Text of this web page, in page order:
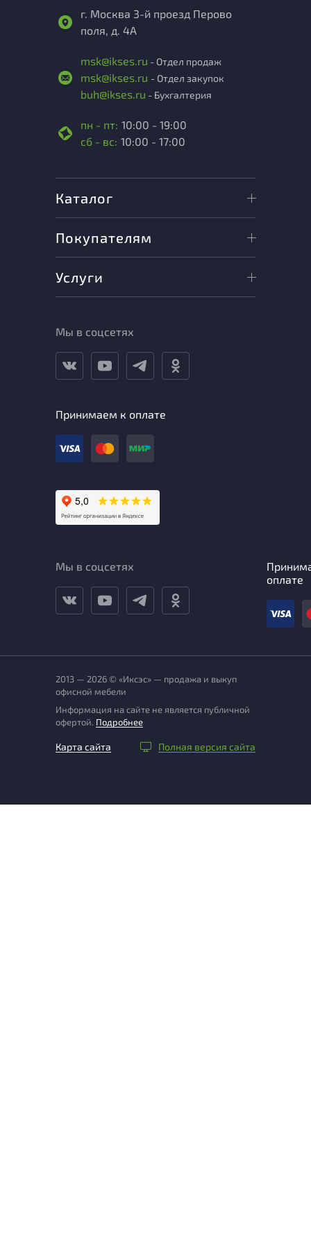
г. Москва 3-й проезд Перово
поля, д. 4А
msk@ikses.ru - Отдел продаж
msk@ikses.ru - Отдел закупок
buh@ikses.ru - Бухгалтерия
пн - пт: 10:00 - 19:00
сб - вс: 10:00 - 17:00
Каталог
Покупателям
Услуги
Мы в соцсетях
Принимаем к оплате
Мы в соцсетях
оплате
2013 — 2026 © «Иксэс» — продажа и выкуп
офисной мебели
Информация на сайте не является публичной
офертой. Подробнее
Карта сайта Полная версия сайта